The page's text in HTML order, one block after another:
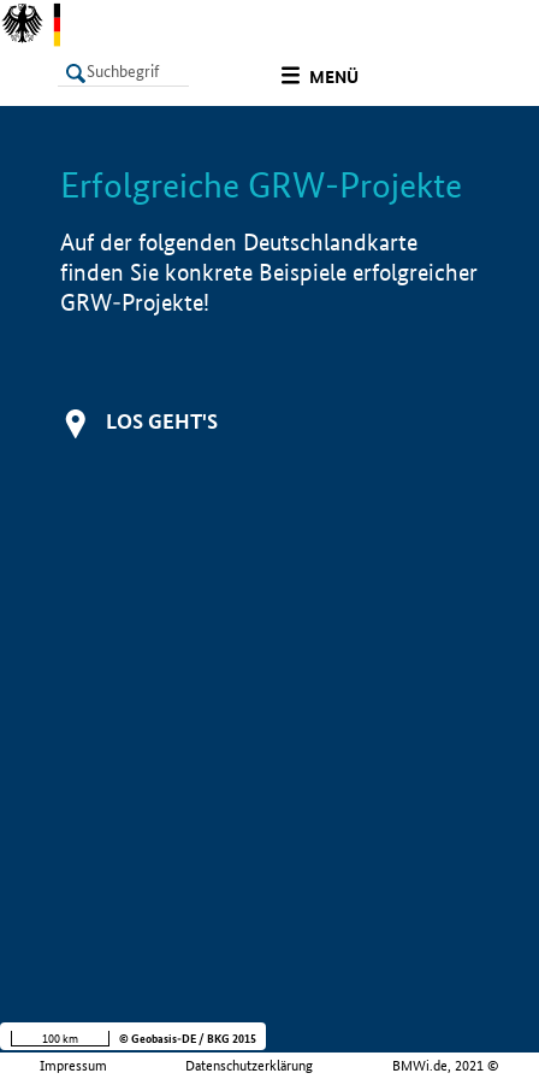
MENÜ
LISTE Info
Erfolgreiche GRW-Projekte
Auf der folgenden Deutschlandkarte
finden Sie konkrete Beispiele erfolgreicher
GRW-Projekte!
LOS GEHT'S
Impressum Datenschutzerklärung BMWi.de, 2021 ©
100 km © Geobasis-DE / BKG 2015